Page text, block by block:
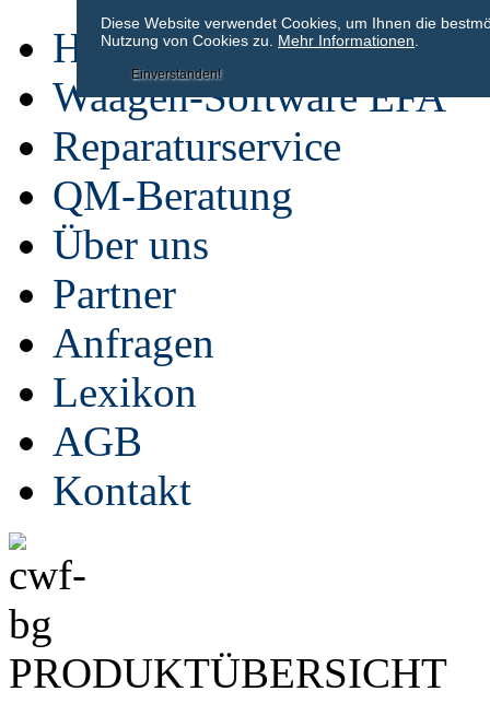
Home
Waagen-Software EFA
Reparaturservice
QM-Beratung
Über uns
Partner
Anfragen
Lexikon
AGB
Kontakt
PRODUKTÜBERSICHT
Diese Website verwendet Cookies, um Ihnen die
Nutzung von Cookies zu. Mehr Informationen
Einverstanden!